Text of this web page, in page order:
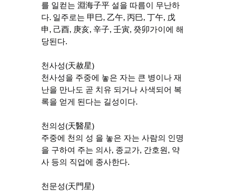
를 일컫는 淵海子平 설을 따름이 무난하
다. 일주로는 甲巳, 乙午, 丙巳, 丁午, 戊
申, 己酉, 庚亥, 辛子, 壬寅, 癸卯가이에 해
당된다.
천사성(天赦星)
천사성을 주중에 놓은 자는 큰 병이나 재
난을 만나도 곧 치유 되거나 사색되어 복
록을 얻게 된다는 길성이다.
천의성(天醫星)
주중에 천의 성 을 놓은 자는 사람의 인명
을 구하여 주는 의사, 종교가, 간호원, 약
사 등의 직업에 종사한다.
천문성(天門星)